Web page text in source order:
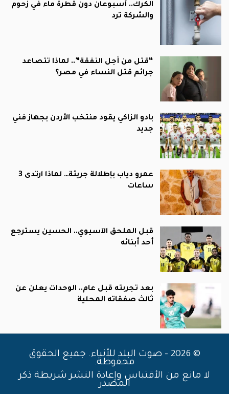
الكرك.. أسبوعان دون قطرة ماء في زحوم
والشركة ترد
“قتل من أجل النفقة”.. لماذا تتصاعد
جرائم قتل النساء في مصر؟
بادو الزاكي يقود منتخب الأردن بجهاز فني
جديد
عمرو دياب بإطلالة جريئة… لماذا ارتدى 3
ساعات
قبل الملحق الآسيوي.. الحسين يسترجع
أحد أبنائه
بعد تجربته قبل عام.. الوحدات يعلن عن
ثالث صفقاته المحلية
© 2026 - صوت البلد للأنباء. جميع الحقوق
محفوظة.
لا مانع من الأقتباس وإعادة النشر شريطة ذكر
المصدر